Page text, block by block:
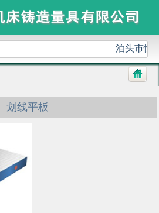
泊头市恒
划线平板